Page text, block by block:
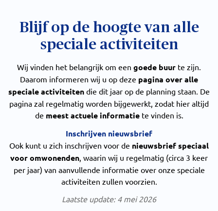
Blijf op de hoogte van alle
speciale activiteiten
Wij vinden het belangrijk om een goede buur te zijn.
Daarom informeren wij u op deze pagina over alle
speciale activiteiten die dit jaar op de planning staan. De
pagina zal regelmatig worden bijgewerkt, zodat hier altijd
de meest actuele informatie te vinden is.
Inschrijven nieuwsbrief
Ook kunt u zich inschrijven voor de nieuwsbrief speciaal
voor omwonenden, waarin wij u regelmatig (circa 3 keer
per jaar) van aanvullende informatie over onze speciale
activiteiten zullen voorzien.
Laatste update: 4 mei 2026